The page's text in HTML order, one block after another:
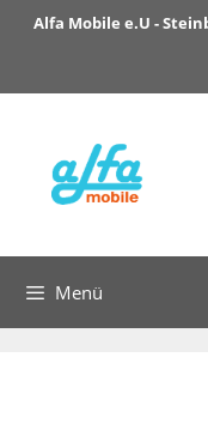
ZumAlfa Mobile e.U -
Menü